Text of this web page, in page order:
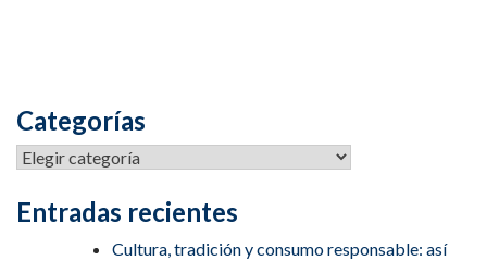
Categorías
Entradas recientes
Cultura, tradición y consumo responsable: así